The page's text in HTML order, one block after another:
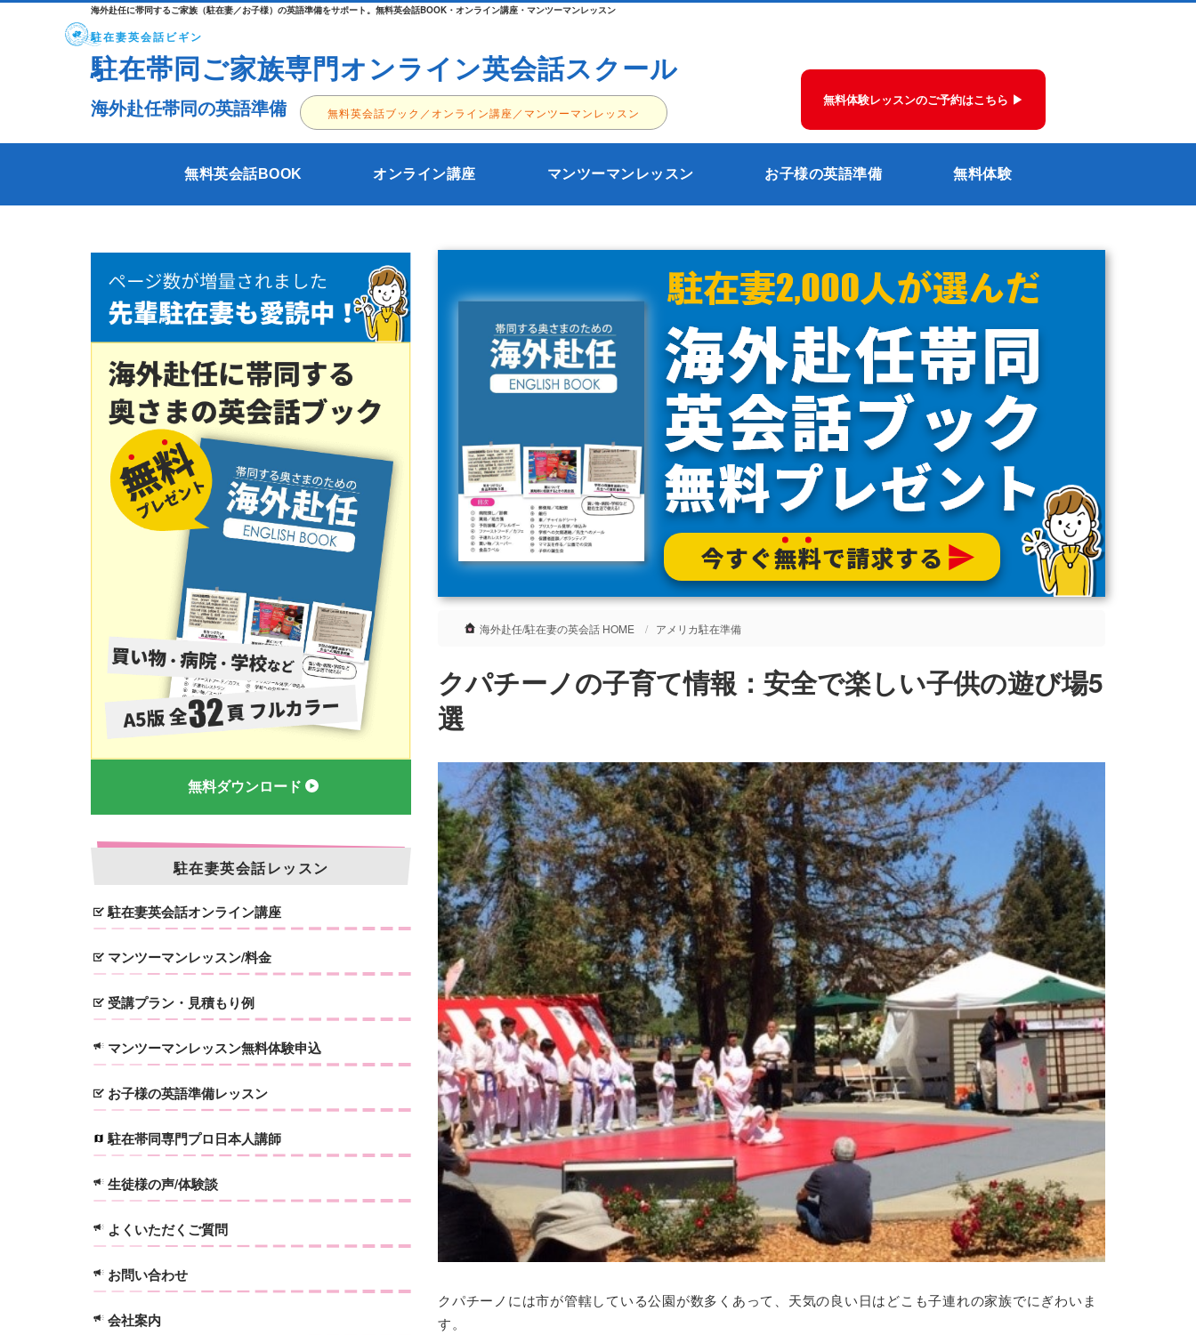
海外赴任に帯同するご家族（駐在妻／お子様）の英語準備をサポート。無料英会話BOOK・オンライン講座・マンツーマンレッスン
駐在妻英会話ビギン
駐在帯同ご家族専門オンライン英会話スクール
海外赴任帯同の英語準備 無料英会話ブック／オンライン講座／マンツーマンレッスン
無料体験レッスンのご予約はこちら ▶
無料英会話BOOK オンライン講座 マンツーマンレッスン お子様の英語準備 無料体験
海外赴任/駐在妻の英会話 HOME アメリカ駐在準備
クパチーノの子育て情報：安全で楽しい子供の遊び場5
選
クパチーノには市が管轄している公園が数多くあって、天気の良い日はどこも子連れの家族でにぎわいま
す。
無料ダウンロード
駐在妻英会話レッスン
駐在妻英会話オンライン講座
マンツーマンレッスン/料金
受講プラン・見積もり例
マンツーマンレッスン無料体験申込
お子様の英語準備レッスン
駐在帯同専門プロ日本人講師
生徒様の声/体験談
よくいただくご質問
お問い合わせ
会社案内